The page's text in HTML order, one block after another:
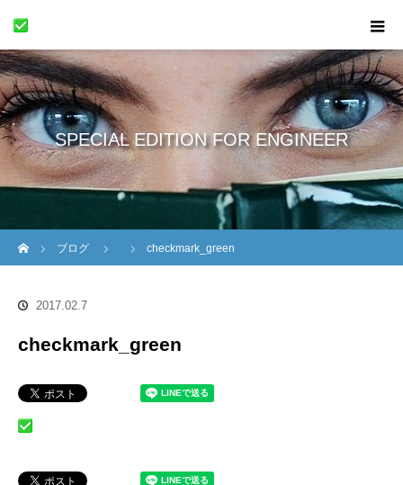
SPECIAL EDITION FOR ENGINEER
ブログ
checkmark_green
2017.02.7
checkmark_green